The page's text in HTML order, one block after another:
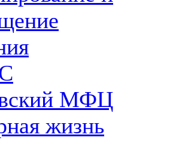
МФЦ
жизнь